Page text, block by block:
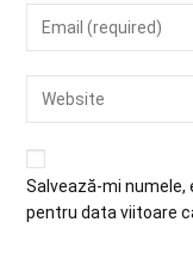
Salvează-mi
pentru data viitoare